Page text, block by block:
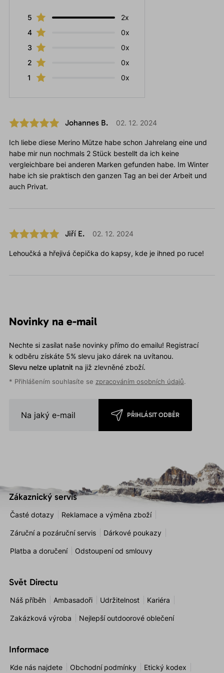
5
2x
4
0x
3
0x
2
0x
1
0x
Johannes B. 02. 12. 2024
Ich liebe diese Merino Mütze habe schon Jahrelang eine und
habe mir nun nochmals 2 Stück bestellt da ich keine
vergleichbare bei anderen Marken gefunden habe. Im Winter
habe ich sie praktisch den ganzen Tag an bei der Arbeit und
auch Privat.
Jiří E. 02. 12. 2024
Lehoučká a hřejivá čepička do kapsy, kde je ihned po ruce!
Novinky na e-mail
Nechte si zasílat naše novinky přímo do emailu! Registrací
k odběru získáte 5% slevu jako dárek na uvítanou.
Slevu nelze uplatnitna již zlevněné zboží.
* Přihlášením souhlasíte se zpracováním osobních údajů.
PŘIHLÁSIT ODBĚR
Zákaznický servis
Časté dotazy Reklamace a výměna zboží
Záruční a pozáruční servis Dárkové poukazy
Platba a doručení Odstoupení od smlouvy
Svět Directu
Náš příběh Ambasadoři Udržitelnost Kariéra
Zakázková výroba Nejlepší outdoorové oblečení
Informace
Kde nás najdete Obchodní podmínky Etický kodex